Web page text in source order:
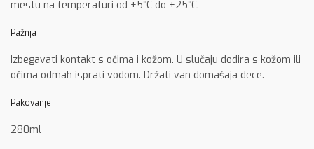
mestu na temperaturi od +5°C do +25°C.
Pažnja
Izbegavati kontakt s očima i kožom. U slučaju dodira s kožom ili
očima odmah isprati vodom. Držati van domašaja dece.
Pakovanje
280ml